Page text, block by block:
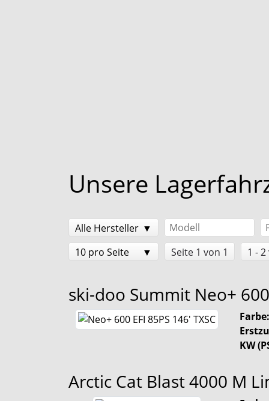
Unsere
Alle Hersteller
10 pro Seite
Seite 1 von 1 1 -
ski-doo Summit Neo+
Farbe:
KW
Arctic Cat Blast 4000 M